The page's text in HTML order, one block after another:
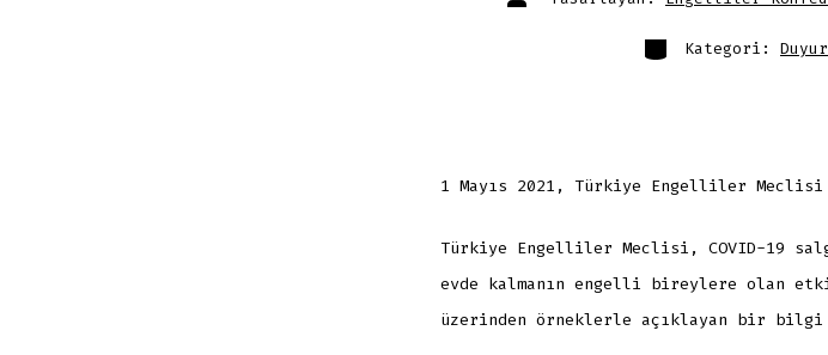
yazarı
Kategoriler
Kategori:
1 Mayıs 2021, Türkiye Engelliler Meclisi
Türkiye Engelliler Meclisi, COVID-19
evde kalmanın engelli bireylere olan
üzerinden örneklerle açıklayan bir bilgi